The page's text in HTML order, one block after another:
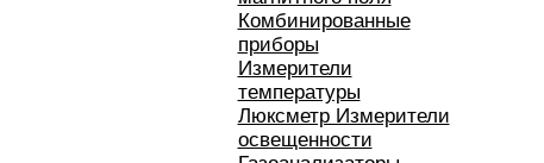
Комбинированные
приборы
Измерители
температуры
Люксметр Измерители
освещенности